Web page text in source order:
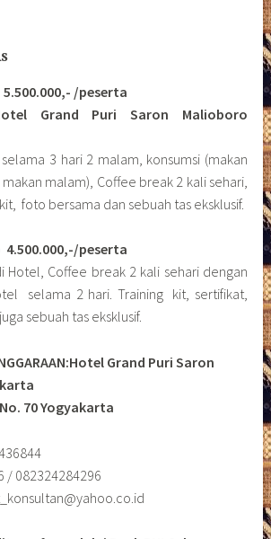
/peserta
Grand Puri Saron Malioboro
3 hari 2 malam, konsumsi (makan
malam), Coffee break 2 kali sehari,
foto bersama dan sebuah tas eksklusif.
peserta
Hotel, Coffee break 2 kali sehari dengan
selama 2 hari. Training kit, sertifikat,
sebuah tas eksklusif.
Grand Puri Saron
70 Yogyakarta
/ 082324284296